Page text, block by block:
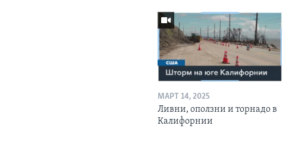
МАРТ 14, 2025
Ливни, оползни и торнадо в
Калифорнии